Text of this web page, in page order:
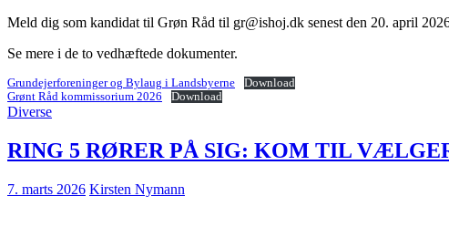
Meld dig som kandidat til Grøn Råd til gr@ishoj.dk senest den 20. april
Se mere i de to vedhæftede dokumenter.
Grundejerforeninger og Bylaug i Landsbyerne
Download
Grønt Råd kommissorium 2026
Download
Diverse
RING 5 RØRER PÅ SIG: KOM TIL
7. marts 2026 Kirsten Nymann